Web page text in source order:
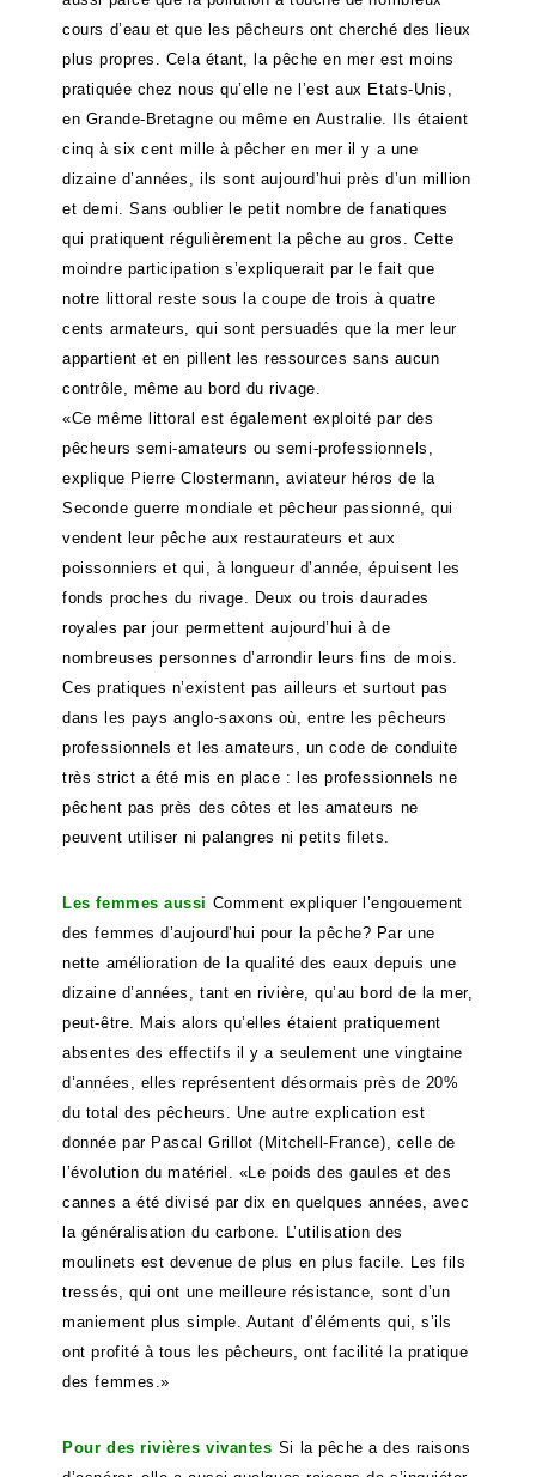
cours d’eau et que les pêcheurs ont cherché des lieux
plus propres. Cela étant, la pêche en mer est moins
pratiquée chez nous qu’elle ne l’est aux Etats-Unis,
en Grande-Bretagne ou même en Australie. Ils étaient
cinq à six cent mille à pêcher en mer il y a une
dizaine d’années, ils sont aujourd’hui près d’un million
et demi. Sans oublier le petit nombre de fanatiques
qui pratiquent régulièrement la pêche au gros. Cette
moindre participation s’expliquerait par le fait que
notre littoral reste sous la coupe de trois à quatre
cents armateurs, qui sont persuadés que la mer leur
appartient et en pillent les ressources sans aucun
contrôle, même au bord du rivage.
«Ce même littoral est également exploité par des
pêcheurs semi-amateurs ou semi-professionnels,
explique Pierre Clostermann, aviateur héros de la
Seconde guerre mondiale et pêcheur passionné, qui
vendent leur pêche aux restaurateurs et aux
poissonniers et qui, à longueur d’année, épuisent les
fonds proches du rivage. Deux ou trois daurades
royales par jour permettent aujourd’hui à de
nombreuses personnes d’arrondir leurs fins de mois.
Ces pratiques n’existent pas ailleurs et surtout pas
dans les pays anglo-saxons où, entre les pêcheurs
professionnels et les amateurs, un code de conduite
très strict a été mis en place : les professionnels ne
pêchent pas près des côtes et les amateurs ne
peuvent utiliser ni palangres ni petits filets.
Les femmes aussi Comment expliquer l’engouement
des femmes d’aujourd’hui pour la pêche? Par une
nette amélioration de la qualité des eaux depuis une
dizaine d’années, tant en rivière, qu’au bord de la mer,
peut-être. Mais alors qu’elles étaient pratiquement
absentes des effectifs il y a seulement une vingtaine
d’années, elles représentent désormais près de 20%
du total des pêcheurs. Une autre explication est
donnée par Pascal Grillot (Mitchell-France), celle de
l’évolution du matériel. «Le poids des gaules et des
cannes a été divisé par dix en quelques années, avec
la généralisation du carbone. L’utilisation des
moulinets est devenue de plus en plus facile. Les fils
tressés, qui ont une meilleure résistance, sont d’un
maniement plus simple. Autant d’éléments qui, s’ils
ont profité à tous les pêcheurs, ont facilité la pratique
des femmes.»
Pour des rivières vivantes Si la pêche a des raisons